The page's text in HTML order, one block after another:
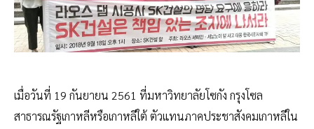
เมื่อวันที่ 19 กันยายน 2561 ที่มหาวิทยาลัยโซกัง กรุงโซล
สาธารณรัฐเกาหลีหรือเกาหลีใต้ ตัวแทนภาคประชาสังคมเกาหลีใน